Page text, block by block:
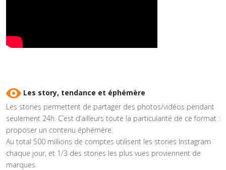
Les story, tendance et éphémère
Les stories permettent de partager des photos/vidéos pendant
seulement 24h. C’est d’ailleurs toute la particularité de ce format :
proposer un contenu éphémère.
Au total 500 millions de comptes utilisent les stories Instagram
chaque jour, et 1/3 des stories les plus vues proviennent de
marques.